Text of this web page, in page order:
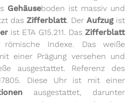
Gehäuseboden ist massiv und
dasZifferblatt. DerAufzugist
ist ETA G15.211. DasZifferblatt
Indexe. Das weiße
einer Prägung versehen und
ausgestattet. Referenz des
Diese Uhr ist mit einer
ausgestattet, darunter